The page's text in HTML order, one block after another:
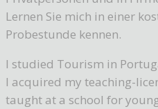
Lernen Sie mich in einer
Probestunde kennen.
I studied Tourism in
I acquired my teaching-
taught at a school for